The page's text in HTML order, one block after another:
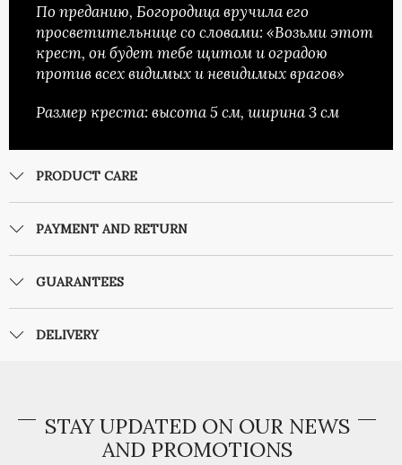
По преданию, Богородица вручила его
просветительнице со словами: «Возьми этот
крест, он будет тебе щитом и оградою
против всех видимых и невидимых врагов»
Размер креста: высота 5 см, ширина 3 см
PRODUCT CARE
PAYMENT AND RETURN
GUARANTEES
DELIVERY
STAY UPDATED ON OUR NEWS
AND PROMOTIONS